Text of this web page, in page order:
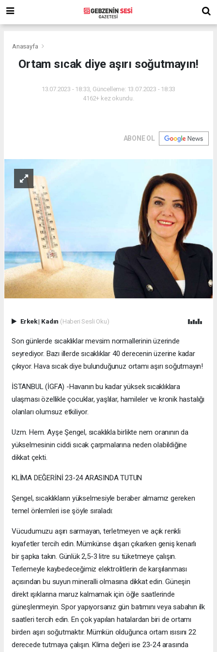
Anasayfa
Ortam sıcak diye aşırı soğutmayın!
13.07.2023 - 18:33, Güncelleme: 13.07.2023 - 18:33
4162+ kez okundu.
ABONE OL
Erkek| Kadın (Haberi Sesli Oku)
Son günlerde sıcaklıklar mevsim normallerinin üzerinde
seyrediyor. Bazı illerde sıcaklıklar 40 derecenin üzerine kadar
çıkıyor. Hava sıcak diye bulunduğunuz ortamı aşırı soğutmayın!
İSTANBUL (İGFA) -Havanın bu kadar yüksek sıcaklıklara
ulaşması özellikle çocuklar, yaşlılar, hamileler ve kronik hastalığı
olanları olumsuz etkiliyor.
Uzm. Hem. Ayşe Şengel, sıcaklıkla birlikte nem oranının da
yükselmesinin ciddi sıcak çarpmalarına neden olabildiğine
dikkat çekti.
KLİMA DEĞERİNİ 23-24 ARASINDA TUTUN
Şengel, sıcaklıkların yükselmesiyle beraber almamız gereken
temel önlemleri ise şöyle sıraladı:
Vücudumuzu aşırı sarmayan, terletmeyen ve açık renkli
kıyafetler tercih edin. Mümkünse dışarı çıkarken geniş kenarlı
bir şapka takın. Günlük 2,5-3 litre su tüketmeye çalışın.
Terlemeyle kaybedeceğimiz elektrolitlerin de karşılanması
açısından bu suyun mineralli olmasına dikkat edin. Güneşin
direkt ışıklarına maruz kalmamak için öğle saatlerinde
güneşlenmeyin. Spor yapıyorsanız gün batımını veya sabahın ilk
saatleri tercih edin. En çok yapılan hatalardan biri de ortamı
birden aşırı soğutmaktır. Mümkün olduğunca ortam ısısını 22
derecede tutmaya çalışın. Klima değeri ise 23-24 arasında